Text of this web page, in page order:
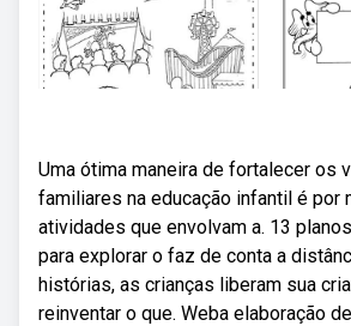
Uma ótima maneira de fortalecer os
familiares na educação infantil é por
atividades que envolvam a. 13
para explorar o faz de conta a
histórias, as crianças liberam sua
reinventar o que. Weba elaboração